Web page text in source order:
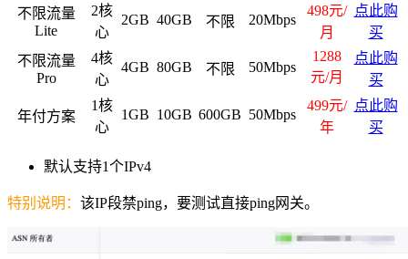
不限流量
Lite
2核
心
2GB 40GB 不限 20Mbps
498元/
月
点此购
买
不限流量
Pro
4核
心
4GB 80GB 不限 50Mbps
1288
元/月
点此购
买
年付方案
1核
心
1GB 10GB 600GB 50Mbps
499元/
年
点此购
买
默认支持1个IPv4
特别说明： 该IP段禁ping，要测试直接ping网关。